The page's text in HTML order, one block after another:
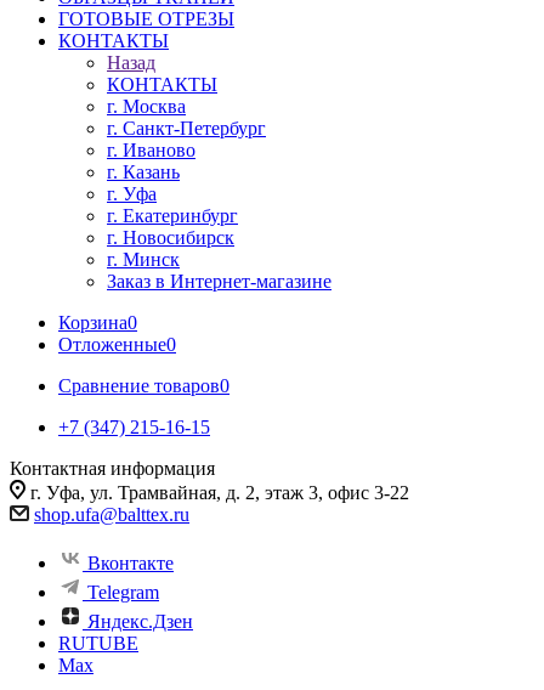
ГОТОВЫЕ ОТРЕЗЫ
КОНТАКТЫ
Назад
КОНТАКТЫ
г. Москва
г. Санкт-Петербург
г. Иваново
г. Казань
г. Уфа
г. Екатеринбург
г. Новосибирск
г. Минск
Заказ в Интернет-магазине
Корзина0
Отложенные0
Сравнение товаров0
+7 (347) 215-16-15
Контактная информация
г. Уфа, ул. Трамвайная, д. 2, этаж 3, офис 3-22
shop.ufa@balttex.ru
Вконтакте
Telegram
Яндекс.Дзен
RUTUBE
Max